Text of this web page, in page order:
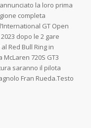
la loro prima
completa
GT Open
dopo le 2 gare
Red Bull Ring in
720S GT3
saranno il pilota
Fran Rueda.Testo